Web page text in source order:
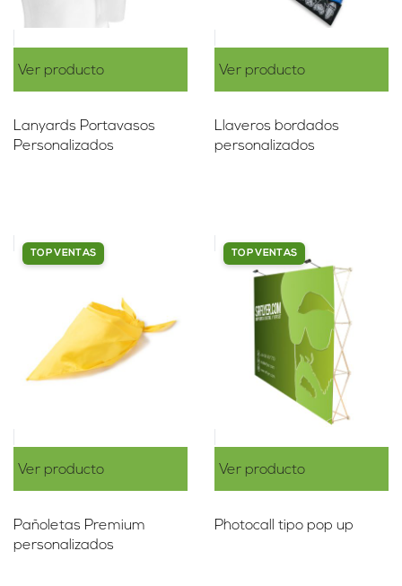
Ver producto
Lanyards Portavasos
Personalizados
Ver producto
Llaveros bordados
personalizados
TOP VENTAS
Ver producto
Pañoletas Premium
personalizados
TOP VENTAS
Ver producto
Photocall tipo pop up